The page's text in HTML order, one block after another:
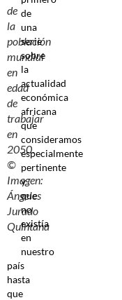
de
la
población
mundial
en
edad
de
trabajar
en
2050.
©
Imagen:
Ángeles
Jurado
Quintana
de
una
serie
sobre
la
actualidad
económica
africana
que
consideramos
especialmente
pertinente
y
que
no
existía
en
nuestro
país
hasta
que